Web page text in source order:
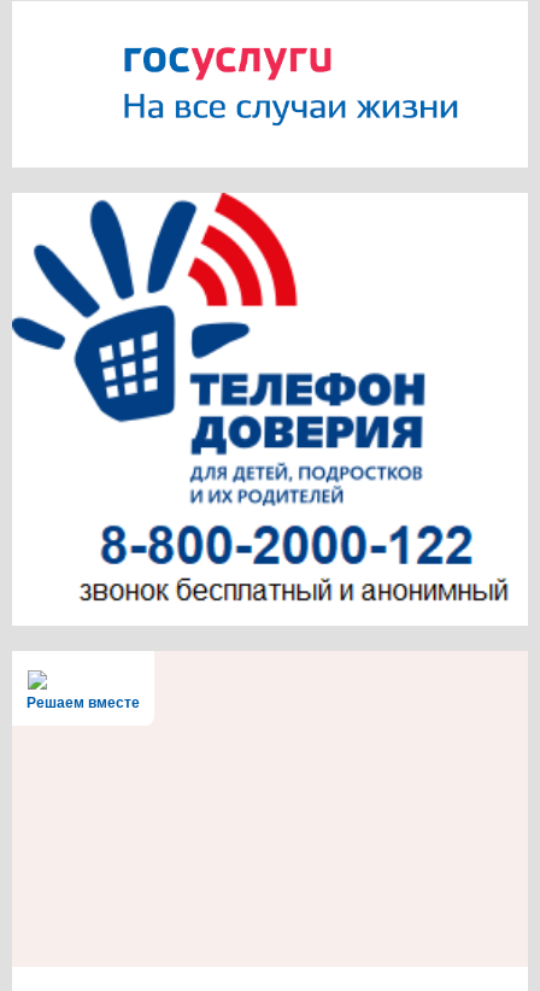
Решаем вместе